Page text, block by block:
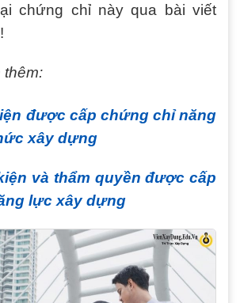
chứng chỉ này qua bài viết
thêm:
được cấp chứng chỉ năng
xây dựng
và thẩm quyền được cấp
lực xây dựng